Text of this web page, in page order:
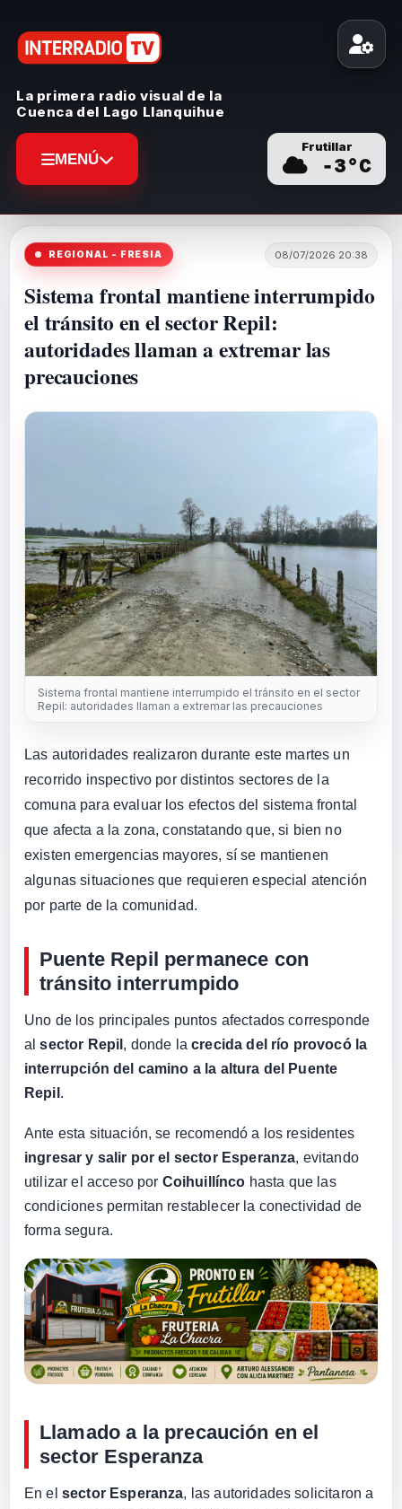
La primera radio visual de la
Cuenca del Lago Llanquihue
Frutillar
-3°C
MENÚ
REGIONAL - FRESIA 08/07/2026 20:38
Sistema frontal mantiene interrumpido
el tránsito en el sector Repil:
autoridades llaman a extremar las
precauciones
Sistema frontal mantiene interrumpido el tránsito en el sector
Repil: autoridades llaman a extremar las precauciones
Las autoridades realizaron durante este martes un
recorrido inspectivo por distintos sectores de la
comuna para evaluar los efectos del sistema frontal
que afecta a la zona, constatando que, si bien no
existen emergencias mayores, sí se mantienen
algunas situaciones que requieren especial atención
por parte de la comunidad.
Puente Repil permanece con
tránsito interrumpido
Uno de los principales puntos afectados corresponde
alsector Repil , donde lacrecida del río provocó la
interrupción del camino a la altura del Puente
Repil .
Ante esta situación, se recomendó a los residentes
ingresar y salir por el sector Esperanza, evitando
utilizar el acceso por Coihuillínco hasta que las
condiciones permitan restablecer la conectividad de
forma segura.
Llamado a la precaución en el
sector Esperanza
En el sector Esperanza, las autoridades solicitaron a